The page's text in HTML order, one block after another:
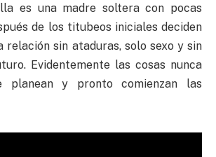
es una madre soltera con pocas
de los titubeos iniciales deciden
relación sin ataduras, solo sexo y sin
Evidentemente las cosas nunca
planean y pronto comienzan las